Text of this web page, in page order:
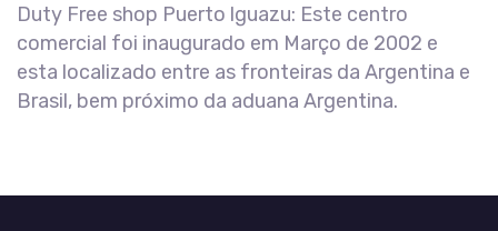
Duty Free shop Puerto lguazu: Este centro
comercial foi inaugurado em Março de 2002 e
esta localizado entre as fronteiras da Argentina e
Brasil, bem próximo da aduana Argentina.